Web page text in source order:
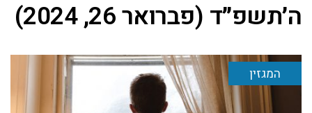
ה׳תשפ״ד (פברואר 26, 2024)
המגזין